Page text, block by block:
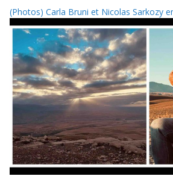
(Photos) Carla Bruni et Nicolas Sarkozy